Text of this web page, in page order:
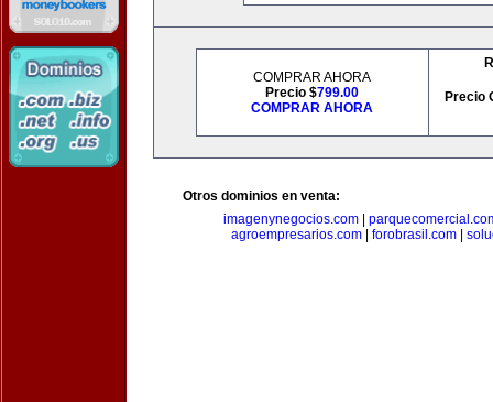
COMPRAR AHORA
Precio $799.00
COMPRAR AHORA
Precio
Otros dominios en venta:
imagenynegocios.com
agroempresarios.com| forobrasil.com|